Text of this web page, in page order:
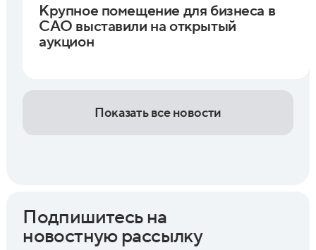
Крупное помещение для бизнеса в
САО выставили на открытый
аукцион
Показать все новости
Подпишитесь на
новостную рассылку